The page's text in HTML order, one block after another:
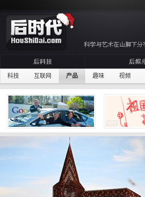
科技 互联网 产品 趣味 视频